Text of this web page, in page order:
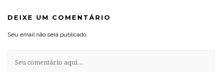
DEIXE UM COMENTÁRIO
Seu email não será publicado.